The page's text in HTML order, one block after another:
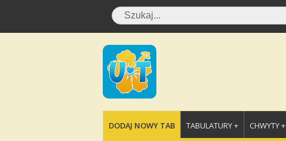
DODAJ NOWY TAB TABULATURY + CHWYTY +